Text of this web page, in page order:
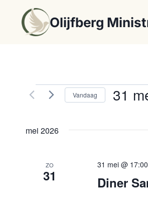
Doorgaan
inhoud
Olijfberg
Samenkomsten
Vandaag 31
mei 2026
ZO
31 Diner
31 mei @ 17:00